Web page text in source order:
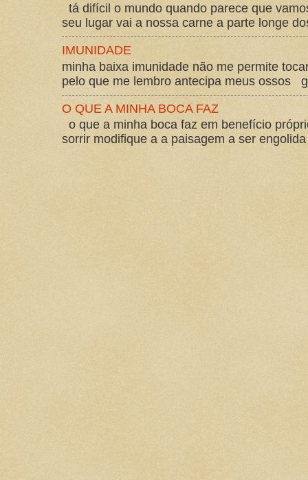
tá difícil o mundo quando parece que
seu lugar vai a nossa carne a parte longe
IMUNIDADE
minha baixa imunidade não me permite
pelo que me lembro antecipa meus ossos
O QUE A MINHA BOCA FAZ
o que a minha boca faz em benefício
sorrir modifique a a paisagem a ser